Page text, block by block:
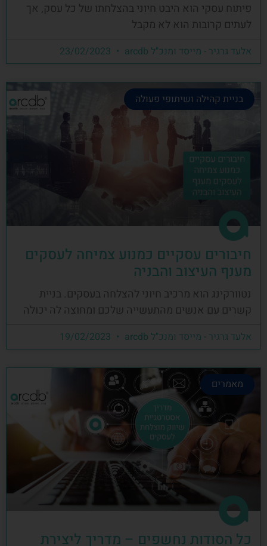
פיתוח עסקי הוא היבט חיוני בהצלחתו של כל עסק, אך
לעתים קרובות הוא לא מקבל
אלעד גרגיר - מייסד ומנכ"ל arcdb
בניית קהילה ושיתופי פעולה
חיבורים עסקיים כמנוע צמיחה לעסקים
מענף העיצוב והבניה
נטוורקינג הוא מרכיב חיוני להצלחה בעסקים. בניית
קשרים עם אנשים מהתעשייה שלכם ומחוצה לה יכולה
אלעד גרגיר - מייסד ומנכ"ל arcdb
מאמרים
כל הסודות נחשפים – מדריך ליצירת